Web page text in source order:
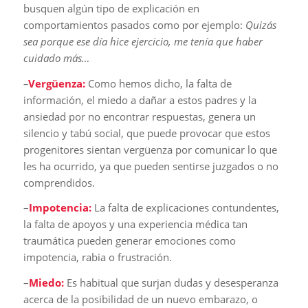
busquen algún tipo de explicación en
comportamientos pasados como por ejemplo: Quizás
sea porque ese día hice ejercicio, me tenía que haber
cuidado más…
–Vergüenza: Como hemos dicho, la falta de
información, el miedo a dañar a estos padres y la
ansiedad por no encontrar respuestas, genera un
silencio y tabú social, que puede provocar que estos
progenitores sientan vergüenza por comunicar lo que
les ha ocurrido, ya que pueden sentirse juzgados o no
comprendidos.
–Impotencia: La falta de explicaciones contundentes,
la falta de apoyos y una experiencia médica tan
traumática pueden generar emociones como
impotencia, rabia o frustración.
–Miedo: Es habitual que surjan dudas y desesperanza
acerca de la posibilidad de un nuevo embarazo, o